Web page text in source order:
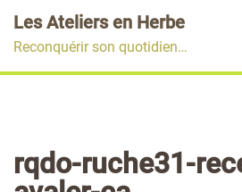
au
contenu
Les Ateliers en Herbe
Reconquérir son quotidien…
rqdo-ruche31-